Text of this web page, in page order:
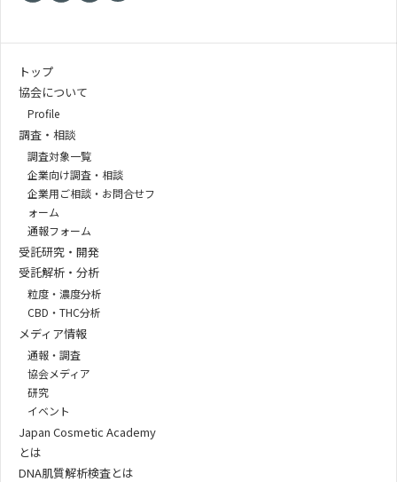
トップ
協会について
Profile
調査・相談
調査対象一覧
企業向け調査・相談
企業用ご相談・お問合せフ
ォーム
通報フォーム
受託研究・開発
受託解析・分析
粒度・濃度分析
CBD・THC分析
メディア情報
通報・調査
協会メディア
研究
イベント
Japan Cosmetic Academy
とは
DNA肌質解析検査とは